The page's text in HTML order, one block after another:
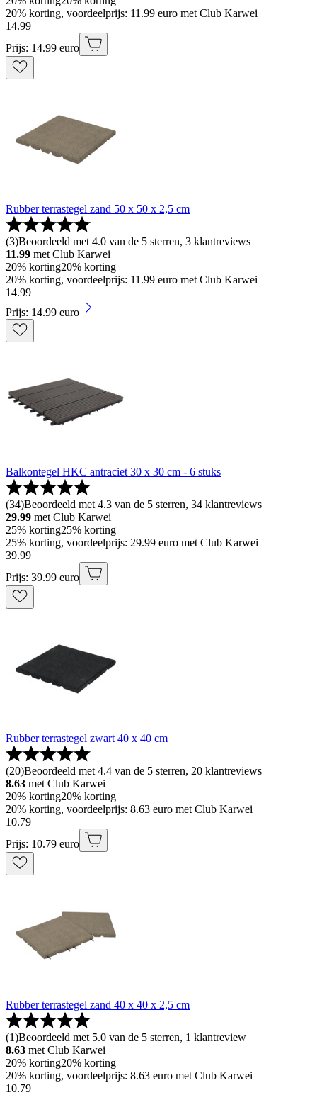
20% korting, voordeelprijs: 11.99 euro met Club Karwei
14.99
Prijs: 14.99 euro
Rubber terrastegel zand 50 x 50 x 2,5 cm
(3)Beoordeeld met 4.0 van de 5 sterren, 3 klantreviews
11.99 met Club Karwei
20% korting20% korting
20% korting, voordeelprijs: 11.99 euro met Club Karwei
14.99
Prijs: 14.99 euro
Balkontegel HKC antraciet 30 x 30 cm - 6 stuks
(34)Beoordeeld met 4.3 van de 5 sterren, 34 klantreviews
29.99 met Club Karwei
25% korting25% korting
25% korting, voordeelprijs: 29.99 euro met Club Karwei
39.99
Prijs: 39.99 euro
Rubber terrastegel zwart 40 x 40 cm
(20)Beoordeeld met 4.4 van de 5 sterren, 20 klantreviews
8.63 met Club Karwei
20% korting20% korting
20% korting, voordeelprijs: 8.63 euro met Club Karwei
10.79
Prijs: 10.79 euro
Rubber terrastegel zand 40 x 40 x 2,5 cm
(1)Beoordeeld met 5.0 van de 5 sterren, 1 klantreview
8.63 met Club Karwei
20% korting20% korting
20% korting, voordeelprijs: 8.63 euro met Club Karwei
10.79